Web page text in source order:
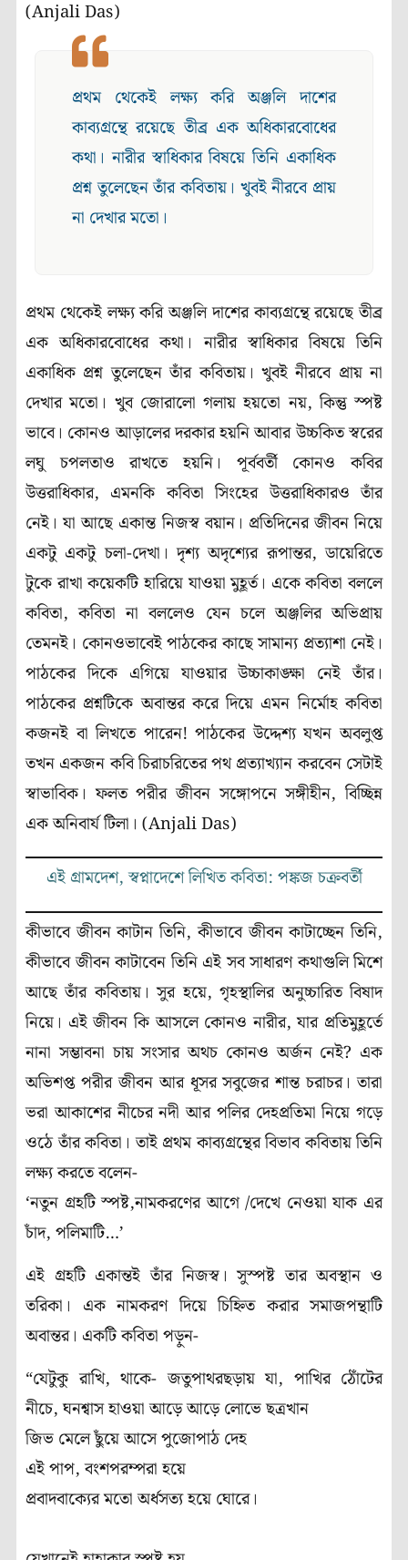
(Anjali Das)
প্রথম থেকেই লক্ষ্য করি অঞ্জলি দাশের
কাব্যগ্রন্থে রয়েছে তীব্র এক অধিকারবোধের
কথা। নারীর স্বাধিকার বিষয়ে তিনি একাধিক
প্রশ্ন তুলেছেন তাঁর কবিতায়। খুবই নীরবে প্রায়
না দেখার মতো।
প্রথম থেকেই লক্ষ্য করি অঞ্জলি দাশের কাব্যগ্রন্থে রয়েছে তীব্র
এক অধিকারবোধের কথা। নারীর স্বাধিকার বিষয়ে তিনি
একাধিক প্রশ্ন তুলেছেন তাঁর কবিতায়। খুবই নীরবে প্রায় না
দেখার মতো। খুব জোরালো গলায় হয়তো নয়, কিন্তু স্পষ্ট
ভাবে। কোনও আড়ালের দরকার হয়নি আবার উচ্চকিত স্বরের
লঘু চপলতাও রাখতে হয়নি। পূর্ববর্তী কোনও কবির
উত্তরাধিকার, এমনকি কবিতা সিংহের উত্তরাধিকারও তাঁর
নেই। যা আছে একান্ত নিজস্ব বয়ান। প্রতিদিনের জীবন নিয়ে
একটু একটু চলা-দেখা। দৃশ্য অদৃশ্যের রূপান্তর, ডায়েরিতে
টুকে রাখা কয়েকটি হারিয়ে যাওয়া মুহূর্ত। একে কবিতা বললে
কবিতা, কবিতা না বললেও যেন চলে অঞ্জলির অভিপ্রায়
তেমনই। কোনওভাবেই পাঠকের কাছে সামান্য প্রত্যাশা নেই।
পাঠকের দিকে এগিয়ে যাওয়ার উচ্চাকাঙ্ক্ষা নেই তাঁর।
পাঠকের প্রশ্নটিকে অবান্তর করে দিয়ে এমন নির্মোহ কবিতা
কজনই বা লিখতে পারেন! পাঠকের উদ্দেশ্য যখন অবলুপ্ত
তখন একজন কবি চিরাচরিতের পথ প্রত্যাখ্যান করবেন সেটাই
স্বাভাবিক। ফলত পরীর জীবন সঙ্গোপনে সঙ্গীহীন, বিচ্ছিন্ন
এক অনিবার্য টিলা। (Anjali Das)
এই গ্রামদেশ, স্বপ্নাদেশে লিখিত কবিতা: পঙ্কজ চক্রবর্তী
কীভাবে জীবন কাটান তিনি, কীভাবে জীবন কাটাচ্ছেন তিনি,
কীভাবে জীবন কাটাবেন তিনি এই সব সাধারণ কথাগুলি মিশে
আছে তাঁর কবিতায়। সুর হয়ে, গৃহস্থালির অনুচ্চারিত বিষাদ
নিয়ে। এই জীবন কি আসলে কোনও নারীর, যার প্রতিমুহূর্তে
নানা সম্ভাবনা চায় সংসার অথচ কোনও অর্জন নেই? এক
অভিশপ্ত পরীর জীবন আর ধূসর সবুজের শান্ত চরাচর। তারা
ভরা আকাশের নীচের নদী আর পলির দেহপ্রতিমা নিয়ে গড়ে
ওঠে তাঁর কবিতা। তাই প্রথম কাব্যগ্রন্থের বিভাব কবিতায় তিনি
লক্ষ্য করতে বলেন-
‘নতুন গ্রহটি স্পষ্ট,নামকরণের আগে /দেখে নেওয়া যাক এর
চাঁদ, পলিমাটি…’
এই গ্রহটি একান্তই তাঁর নিজস্ব। সুস্পষ্ট তার অবস্থান ও
তরিকা। এক নামকরণ দিয়ে চিহ্নিত করার সমাজপন্থাটি
অবান্তর। একটি কবিতা পড়ুন-
“যেটুকু রাখি, থাকে- জতুপাথরছড়ায় যা, পাখির ঠোঁটের
নীচে, ঘনশ্বাস হাওয়া আড়ে আড়ে লোভে ছত্রখান
জিভ মেলে ছুঁয়ে আসে পুজোপাঠ দেহ
এই পাপ, বংশপরম্পরা হয়ে
প্রবাদবাক্যের মতো অর্ধসত্য হয়ে ঘোরে।